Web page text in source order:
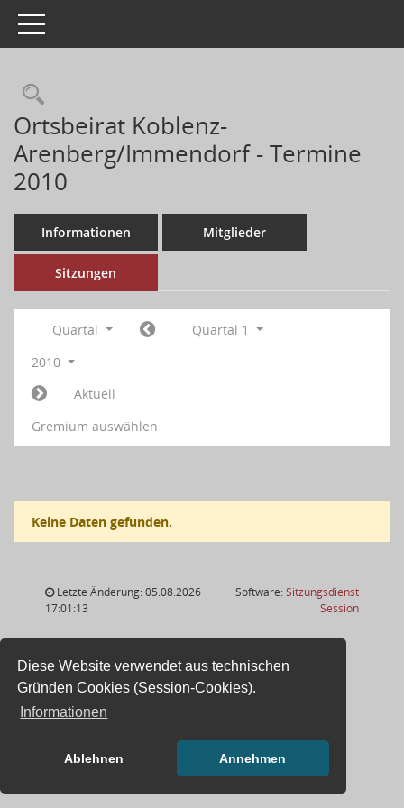
Diese Website verwendet aus technischen
Gründen Cookies (Session-Cookies).
Informationen
Ablehnen Annehmen
Toggle navigation
Ortsbeirat Koblenz-
Arenberg/Immendorf - Termine
2010
Informationen Mitglieder
Sitzungen
Quartal
Quartal 1
2010
Aktuell
Gremium auswählen
Keine Daten gefunden.
Letzte Änderung: 05.08.2026
17:01:13
Software:Sitzungsdienst
Session(Wird in